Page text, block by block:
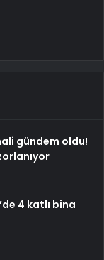
gündem oldu!
4 katlı bina